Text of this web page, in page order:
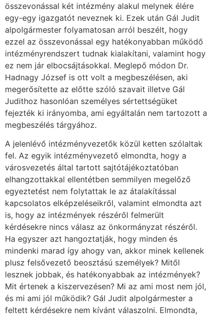
összevonással két intézmény alakul melynek élére
egy-egy igazgatót neveznek ki. Ezek után Gál Judit
alpolgármester folyamatosan arról beszélt, hogy
ezzel az összevonással egy hatékonyabban működő
intézményrendszert tudnak kialakítani, valamint hogy
ez nem jár elbocsájtásokkal. Meglepő módon Dr.
Hadnagy József is ott volt a megbeszélésen, aki
megerősítette az előtte szóló szavait illetve Gál
Judithoz hasonlóan személyes sértettségüket
fejezték ki irányomba, ami egyáltalán nem tartozott a
megbeszélés tárgyához.
A jelenlévő intézményvezetők közül ketten szólaltak
fel. Az egyik intézményvezető elmondta, hogy a
városvezetés által tartott sajtótájékoztatóban
elhangzottakkal ellentétben semmilyen megelőző
egyeztetést nem folytattak le az átalakítással
kapcsolatos elképzeléseikről, valamint elmondta azt
is, hogy az intézmények részéről felmerült
kérdésekre nincs válasz az önkormányzat részéről.
Ha egyszer azt hangoztatják, hogy minden és
mindenki marad így ahogy van, akkor minek kellenek
plusz felsővezető beosztású személyek? Mitől
lesznek jobbak, és hatékonyabbak az intézmények?
Mit értenek a kiszervezésen? Mi az ami most nem jól,
és mi ami jól működik? Gál Judit alpolgármester a
feltett kérdésekre nem kívánt válaszolni. Elmondta,